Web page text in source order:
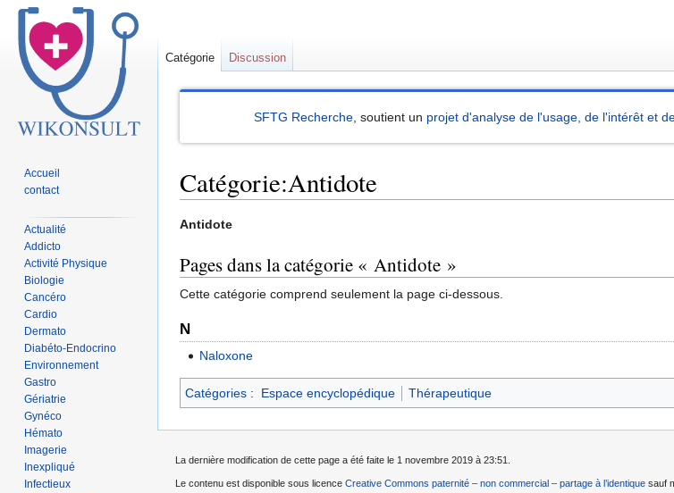
SFTG Recherche , soutient un projet d'analyse de l'usage, de l'intérêt et
Catégorie:Antidote
Sauter
la
navigation
Sauter
la
recherche
Antidote
Pages dans la catégorie « Antidote »
Cette catégorie comprend seulement la page ci-dessous.
N
Naloxone
Catégories : Espace encyclopédique Thérapeutique
Catégorie Discussion
Accueil
contact
Actualité
Addicto
Activité Physique
Biologie
Cancéro
Cardio
Dermato
Diabéto-Endocrino
Environnement
Gastro
Gériatrie
Gynéco
Hémato
Imagerie
Inexpliqué
Infectieux
La dernière modification de cette page a été faite le 1 novembre 2019 à 23:51.
Le contenu est disponible sous licence Creative Commons paternité – non commercial – partage à l’identique sauf